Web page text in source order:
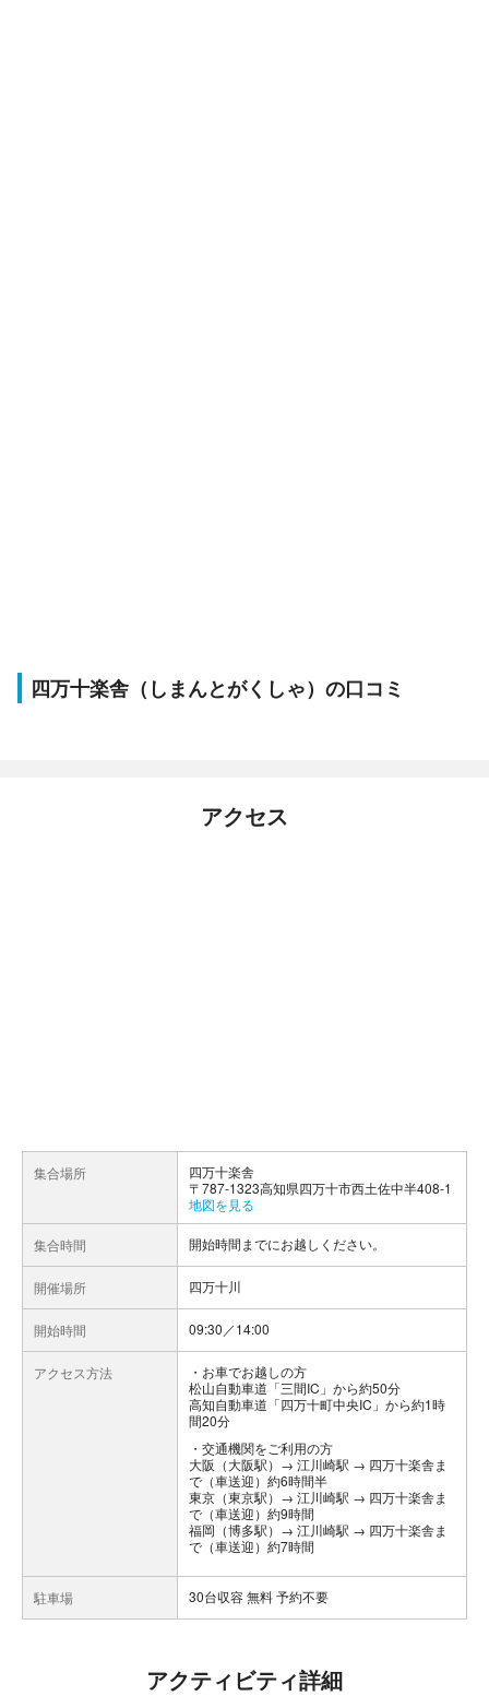
四万十楽舎（しまんとがくしゃ）の口コミ
アクセス
集合場所
四万十楽舎
〒787-1323高知県四万十市西土佐中半408-1
地図を見る
集合時間 開始時間までにお越しください。
開催場所 四万十川
開始時間 09:30／14:00
アクセス方法
お車でお越しの方
松山自動車道「三間IC」から約50分
高知自動車道「四万十町中央IC」から約1時
間20分
交通機関をご利用の方
大阪（大阪駅）→ 江川崎駅 → 四万十楽舎ま
で（車送迎）約6時間半
東京（東京駅）→ 江川崎駅 → 四万十楽舎ま
で（車送迎）約9時間
福岡（博多駅）→ 江川崎駅 → 四万十楽舎ま
で（車送迎）約7時間
駐車場 30台収容 無料 予約不要
アクティビティ詳細